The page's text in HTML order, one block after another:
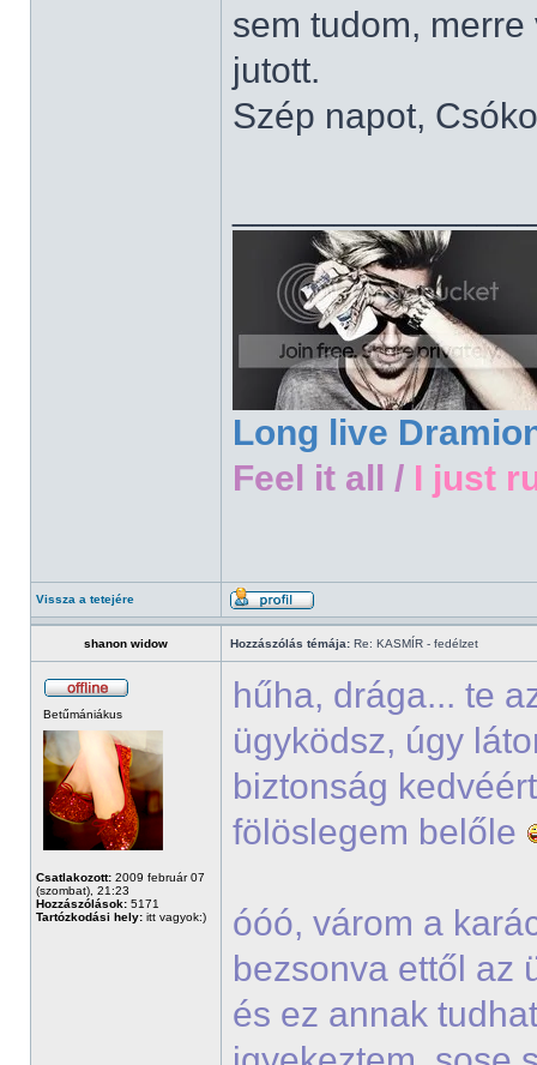
sem tudom,
jutott.
Szép napot,
Long live
Feel it all / I just
Vissza a tetejére
shanon widow Hozzászólás témája: Re: KASMÍR - fedélzet
Betűmániákus
Csatlakozott: 2009 február 07
(szombat), 21:23
Hozzászólások: 5171
Tartózkodási hely: itt vagyok:)
hűha, drága... te
ügyködsz, úgy
biztonság
fölöslegem belőle
óóó, várom a
bezsonva ettől az
és ez annak